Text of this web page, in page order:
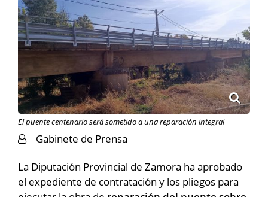
El puente centenario será sometido a una reparación integral
Gabinete de Prensa
La Diputación Provincial de Zamora ha aprobado
el expediente de contratación y los pliegos para